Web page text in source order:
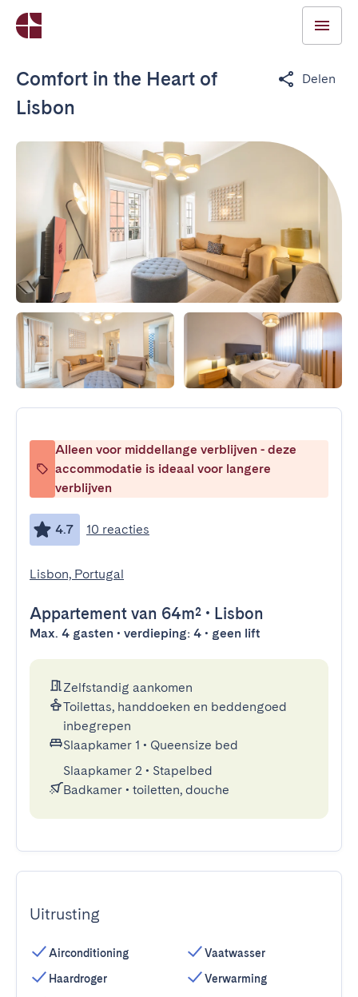
Comfort in the Heart of
Lisbon
Delen
Alleen voor middellange verblijven - deze
accommodatie is ideaal voor langere
verblijven
4.7 10 reacties
Lisbon, Portugal
Appartement van 64m² • Lisbon
Max. 4 gasten • verdieping: 4 • geen lift
Zelfstandig aankomen
Toilettas, handdoeken en beddengoed
inbegrepen
Slaapkamer 1 • Queensize bed
Slaapkamer 2 • Stapelbed
Badkamer • toiletten, douche
Uitrusting
Airconditioning
Haardroger
Vaatwasser
Verwarming